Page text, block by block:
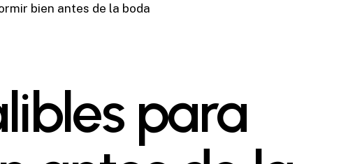
bien antes de la boda
para